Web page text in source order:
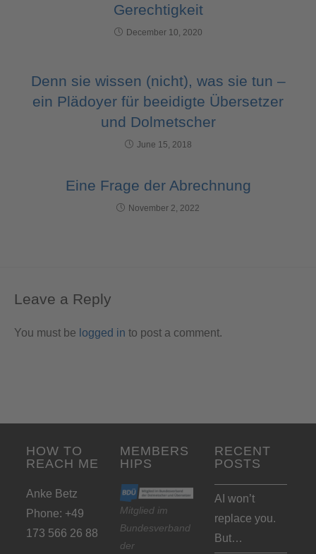
Gerechtigkeit
December 10, 2020
Denn sie wissen (nicht), was sie tun –
ein Plädoyer für beeidigte Übersetzer
und Dolmetscher
June 15, 2018
Eine Frage der Abrechnung
November 2, 2022
Leave a Reply
You must be logged in to post a comment.
HOW TO
REACH ME
Anke Betz
Phone: +49
173 566 26 88
MEMBERS
HIPS
Mitglied im
Bundesverband
der
RECENT
POSTS
AI won’t
replace you.
But…